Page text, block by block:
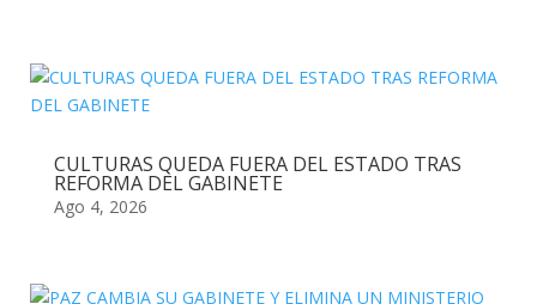
CULTURAS QUEDA FUERA DEL ESTADO TRAS
REFORMA DEL GABINETE
Ago 4, 2026